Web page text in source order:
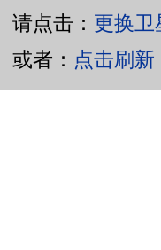
请点击： 更换卫
或者： 点击刷新